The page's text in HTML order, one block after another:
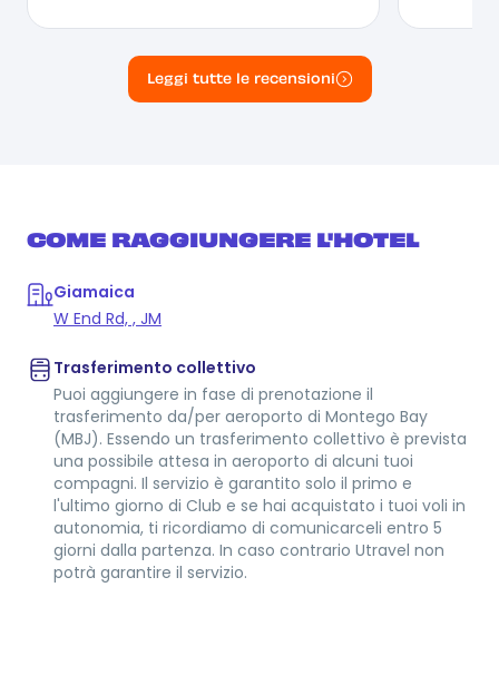
Leggi tutte le recensioni
COME RAGGIUNGERE L'HOTEL
Giamaica
W End Rd, , JM
Trasferimento collettivo
Puoi aggiungere in fase di prenotazione il
trasferimento da/per aeroporto di Montego Bay
(MBJ). Essendo un trasferimento collettivo è prevista
una possibile attesa in aeroporto di alcuni tuoi
compagni. Il servizio è garantito solo il primo e
l'ultimo giorno di Club e se hai acquistato i tuoi voli in
autonomia, ti ricordiamo di comunicarceli entro 5
giorni dalla partenza. In caso contrario Utravel non
potrà garantire il servizio.